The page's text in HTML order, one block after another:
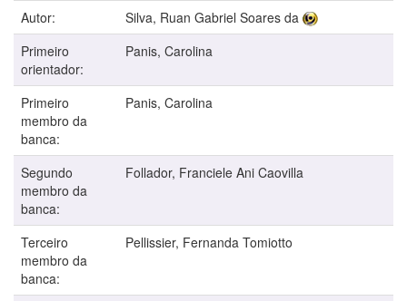
Autor:
Silva, Ruan Gabriel Soares da
Primeiro
orientador:
Panis, Carolina
Primeiro
membro da
banca:
Panis, Carolina
Segundo
membro da
banca:
Follador, Franciele Ani Caovilla
Terceiro
membro da
banca:
Pellissier, Fernanda Tomiotto